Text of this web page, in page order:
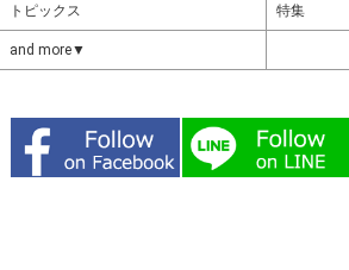
トピックス 特集
and more▼